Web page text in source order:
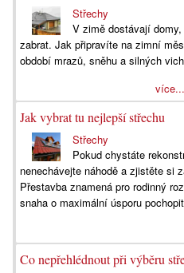
Střechy
V zimě dostávají
zabrat. Jak připravíte na zimní
období mrazů, sněhu a silných
více...
Jak vybrat tu nejlepší střechu
Střechy
Pokud chystáte
nenechávejte náhodě a zjistěte si
Přestavba znamená pro rodinný
snaha o maximální úsporu
Co nepřehlédnout při výběru